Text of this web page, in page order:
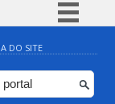
BR
DO SITE